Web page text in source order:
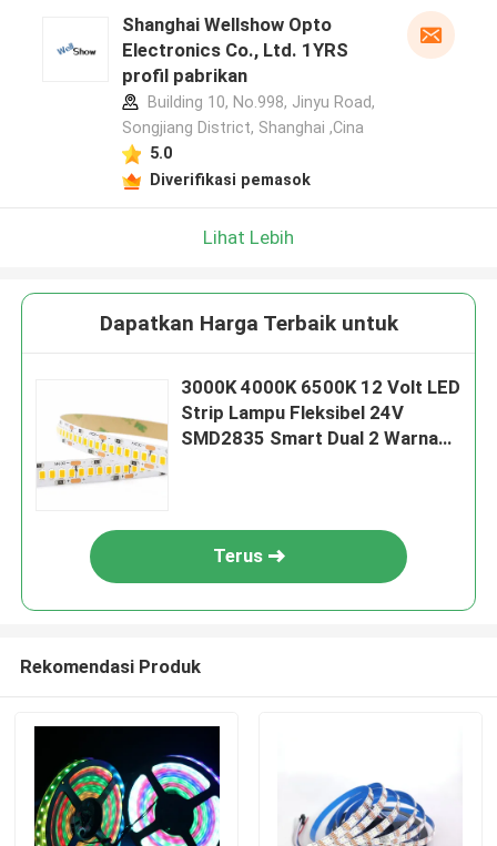
Shanghai Wellshow Opto
Electronics Co., Ltd. 1YRS
profil pabrikan
Building 10, No.998, Jinyu Road,
Songjiang District, Shanghai ,Cina
5.0
Diverifikasi pemasok
Lihat Lebih
Dapatkan Harga Terbaik untuk
3000K 4000K 6500K 12 Volt LED
Strip Lampu Fleksibel 24V
SMD2835 Smart Dual 2 Warna
Terus
Rekomendasi Produk